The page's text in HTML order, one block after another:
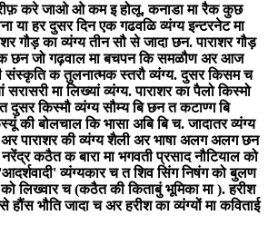
करे जाओ ओ कम इ होलू. कनाडा मा रैक कुछ
या हर दुसर दिन एक गढवळि व्यंग्य इन्टरनेट मा
गौड़ का व्यंग्य तीन सौ से जादा छन. पाराशर गौड़
एक छन जो गढ़वाल मा बचपन कि समळौण अर आज
संस्कृति क तुलनात्मक स्तरौ व्यंग्य. दुसर किसम च
मा लिख्यां व्यंग्य. पाराशर का पैलो किस्मो
दुसर किस्मौ व्यंग्य सौम्य बि छन त कटाण्ग बि
की बोलचाल कि भासा अबि बि च. जादातर व्यंग्य
पाराशर की व्यंग्य शैली अर भाषा अलग अलग छन
कठैत क बारा मा भगवती प्रसाद नौटियाल को
व्यंग्यकार च त शिव सिंग निषंग को बुलण
लिख्वार च (कठैत की किताबुं भूमिका मा ). हरीश
भौति जादा च अर हरीश का व्यंग्यों मा कविताई